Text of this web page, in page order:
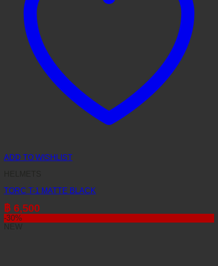
ADD TO WISHLIST
TORC T-1 MATTE BLACK
฿ 6,500
-30%